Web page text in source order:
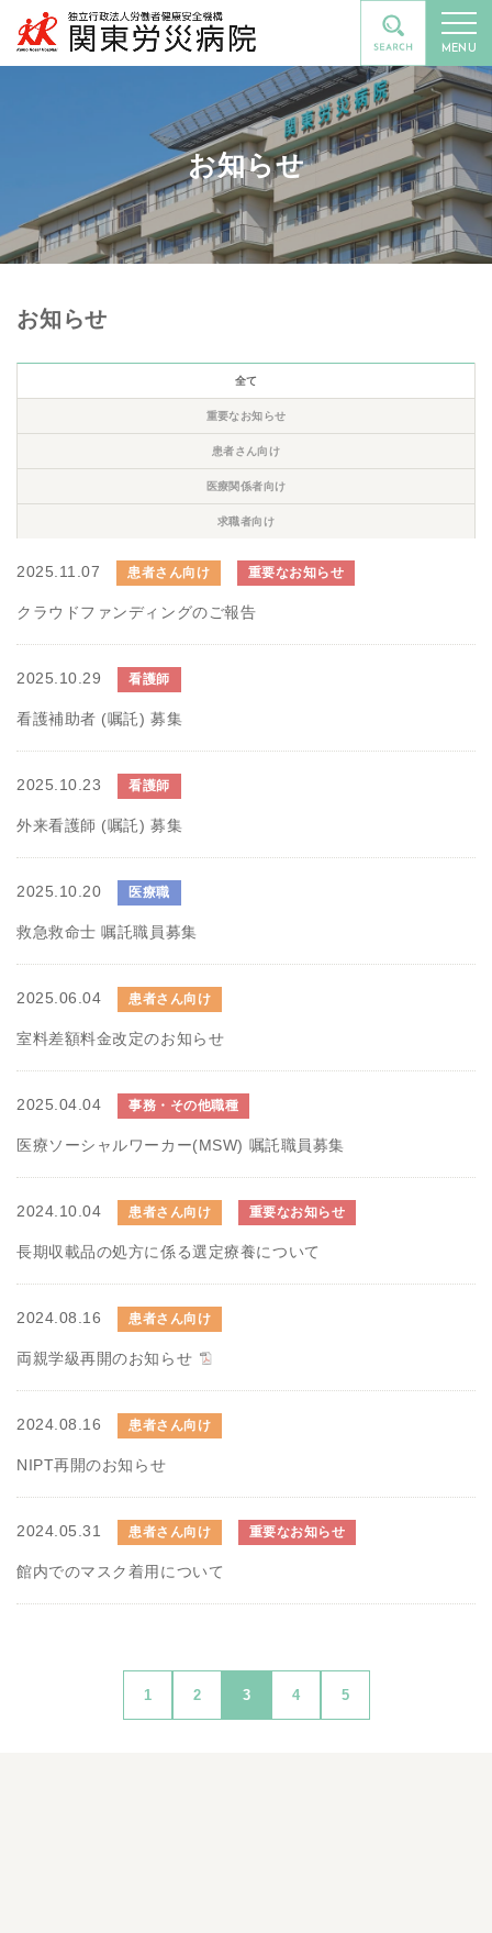
MENU
お知らせ
お知らせ
全て
重要なお知らせ
患者さん向け
医療関係者向け
求職者向け
2025.11.07 患者さん向け 重要なお知らせ
クラウドファンディングのご報告
2025.10.29 看護師
看護補助者 (嘱託) 募集
2025.10.23 看護師
外来看護師 (嘱託) 募集
2025.10.20 医療職
救急救命士 嘱託職員募集
2025.06.04 患者さん向け
室料差額料金改定のお知らせ
2025.04.04 事務・その他職種
医療ソーシャルワーカー(MSW) 嘱託職員募集
2024.10.04 患者さん向け 重要なお知らせ
長期収載品の処方に係る選定療養について
2024.08.16 患者さん向け
両親学級再開のお知らせ
2024.08.16 患者さん向け
NIPT再開のお知らせ
2024.05.31 患者さん向け 重要なお知らせ
館内でのマスク着用について
1 2 3 4 5